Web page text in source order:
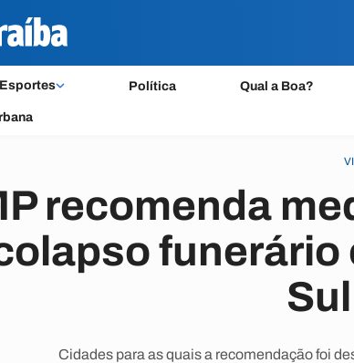
Esportes Política Qual a Boa?
recomenda
funerário
Cidades para as quais a recomendação foi